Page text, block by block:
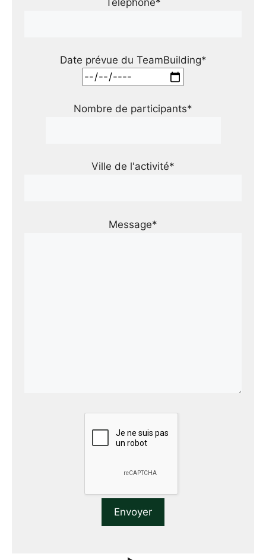
Date prévue du TeamBuilding*
Nombre de participants*
Ville de l'activité*
Message*